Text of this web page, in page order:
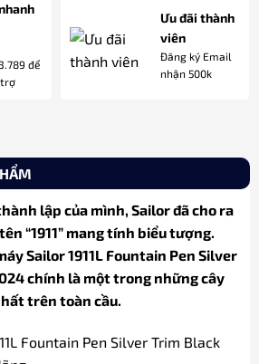
để
Ưu đãi thành
viên
Đăng ký Email
nhận 500k
lập của mình, Sailor đã cho ra
“1911” mang tính biểu tượng.
Sailor 1911L Fountain Pen Silver
chính là một trong những cây
trên toàn cầu.